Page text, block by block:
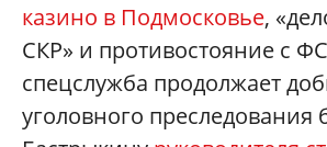
казино в Подмосковье,
СКР» и противостояние с
спецслужба продолжает
уголовного преследования